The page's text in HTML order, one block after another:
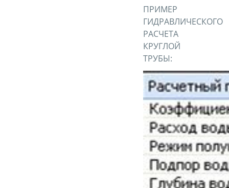
ПРИМЕР
ГИДРАВЛИЧЕСКОГО
РАСЧЕТА
КРУГЛОЙ
ТРУБЫ: